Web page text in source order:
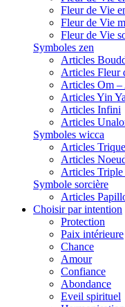
Fleur de Vie
Fleur de Vie
Fleur de Vie
Symboles zen
Articles
Articles Fleur
Articles Om –
Articles Yin
Articles Infini
Articles
Symboles wicca
Articles
Articles
Articles Triple
Symbole sorcière
Articles
Choisir par intention
Protection
Paix intérieure
Chance
Amour
Confiance
Abondance
Eveil spirituel